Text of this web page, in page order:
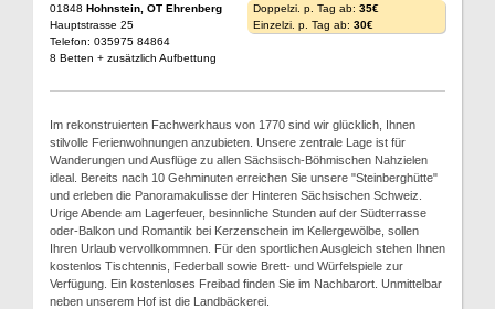
01848 Hohnstein, OT Ehrenberg
Hauptstrasse 25
Telefon: 035975 84864
8 Betten + zusätzlich Aufbettung
Doppelzi. p. Tag ab: 35€
Einzelzi. p. Tag ab: 30€
Im rekonstruierten Fachwerkhaus von 1770 sind wir glücklich, Ihnen
stilvolle Ferienwohnungen anzubieten. Unsere zentrale Lage ist für
Wanderungen und Ausflüge zu allen Sächsisch-Böhmischen Nahzielen
ideal. Bereits nach 10 Gehminuten erreichen Sie unsere "Steinberghütte"
und erleben die Panoramakulisse der Hinteren Sächsischen Schweiz.
Urige Abende am Lagerfeuer, besinnliche Stunden auf der Südterrasse
oder-Balkon und Romantik bei Kerzenschein im Kellergewölbe, sollen
Ihren Urlaub vervollkommnen. Für den sportlichen Ausgleich stehen Ihnen
kostenlos Tischtennis, Federball sowie Brett- und Würfelspiele zur
Verfügung. Ein kostenloses Freibad finden Sie im Nachbarort. Unmittelbar
neben unserem Hof ist die Landbäckerei.